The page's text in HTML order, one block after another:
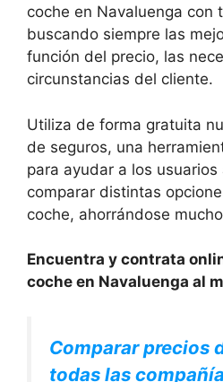
coche en Navaluenga con
buscando siempre las
función del precio, las
circunstancias del cliente.
Utiliza de forma gratuita
de seguros, una
para ayudar a los
comparar distintas
coche, ahorrándose
Encuentra y contrata
coche en Navaluenga al
Comparar precios
todas las